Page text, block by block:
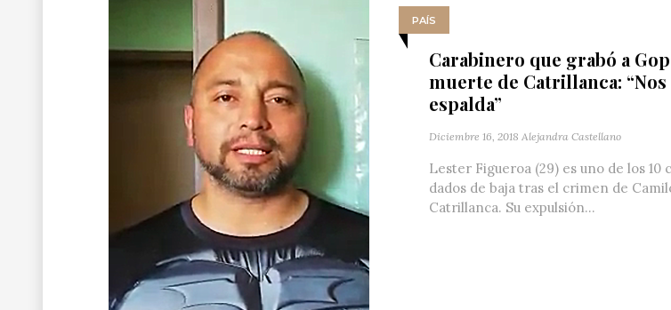
PAÍS
Carabinero que grabó a
muerte de Catrillanca:
espalda”
Diciembre 16, 2018 Alejandra Castellano
Lester Figueroa (29) es uno de los 10
dados de baja tras el crimen de
Catrillanca. Su expulsión...